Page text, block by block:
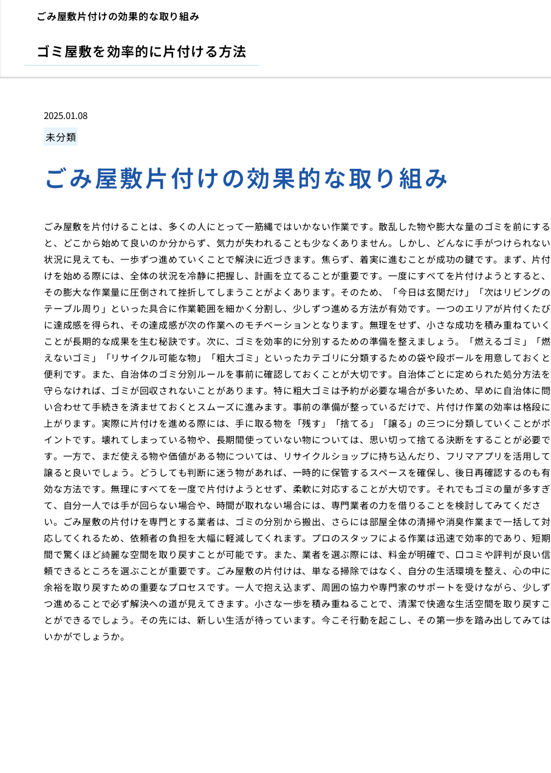
ごみ屋敷片付けの効果的な取り組み
ゴミ屋敷を効率的に片付ける方法
2025.01.08
未分類
ごみ屋敷片付けの効果的な取り組み
ごみ屋敷を片付けることは、多くの人にとって一筋縄ではいかない作業です。散乱した物や膨大な量のゴミを前にする
と、どこから始めて良いのか分からず、気力が失われることも少なくありません。しかし、どんなに手がつけられない
状況に見えても、一歩ずつ進めていくことで解決に近づきます。焦らず、着実に進むことが成功の鍵です。まず、片付
けを始める際には、全体の状況を冷静に把握し、計画を立てることが重要です。一度にすべてを片付けようとすると、
その膨大な作業量に圧倒されて挫折してしまうことがよくあります。そのため、「今日は玄関だけ」「次はリビングの
テーブル周り」といった具合に作業範囲を細かく分割し、少しずつ進める方法が有効です。一つのエリアが片付くたび
に達成感を得られ、その達成感が次の作業へのモチベーションとなります。無理をせず、小さな成功を積み重ねていく
ことが長期的な成果を生む秘訣です。次に、ゴミを効率的に分別するための準備を整えましょう。「燃えるゴミ」「燃
えないゴミ」「リサイクル可能な物」「粗大ゴミ」といったカテゴリに分類するための袋や段ボールを用意しておくと
便利です。また、自治体のゴミ分別ルールを事前に確認しておくことが大切です。自治体ごとに定められた処分方法を
守らなければ、ゴミが回収されないことがあります。特に粗大ゴミは予約が必要な場合が多いため、早めに自治体に問
い合わせて手続きを済ませておくとスムーズに進みます。事前の準備が整っているだけで、片付け作業の効率は格段に
上がります。実際に片付けを進める際には、手に取る物を「残す」「捨てる」「譲る」の三つに分類していくことがポ
イントです。壊れてしまっている物や、長期間使っていない物については、思い切って捨てる決断をすることが必要で
す。一方で、まだ使える物や価値がある物については、リサイクルショップに持ち込んだり、フリマアプリを活用して
譲ると良いでしょう。どうしても判断に迷う物があれば、一時的に保管するスペースを確保し、後日再確認するのも有
効な方法です。無理にすべてを一度で片付けようとせず、柔軟に対応することが大切です。それでもゴミの量が多すぎ
て、自分一人では手が回らない場合や、時間が取れない場合には、専門業者の力を借りることを検討してみてくださ
い。ごみ屋敷の片付けを専門とする業者は、ゴミの分別から搬出、さらには部屋全体の清掃や消臭作業まで一括して対
応してくれるため、依頼者の負担を大幅に軽減してくれます。プロのスタッフによる作業は迅速で効率的であり、短期
間で驚くほど綺麗な空間を取り戻すことが可能です。また、業者を選ぶ際には、料金が明確で、口コミや評判が良い信
頼できるところを選ぶことが重要です。ごみ屋敷の片付けは、単なる掃除ではなく、自分の生活環境を整え、心の中に
余裕を取り戻すための重要なプロセスです。一人で抱え込まず、周囲の協力や専門家のサポートを受けながら、少しず
つ進めることで必ず解決への道が見えてきます。小さな一歩を積み重ねることで、清潔で快適な生活空間を取り戻すこ
とができるでしょう。その先には、新しい生活が待っています。今こそ行動を起こし、その第一歩を踏み出してみては
いかがでしょうか。